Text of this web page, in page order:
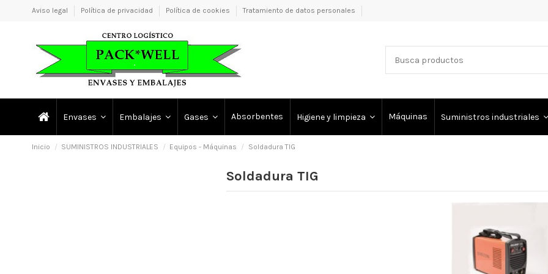
Aviso legal Política de privacidad Política de cookies Tratamiento de datos personales
Envases Embalajes Gases Absorbentes Higiene y limpieza Máquinas Suministros industriales
Inicio SUMINISTROS INDUSTRIALES Equipos - Máquinas Soldadura TIG
Soldadura TIG